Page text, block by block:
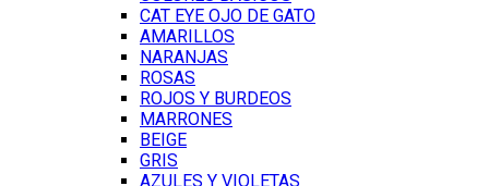
CAT EYE OJO DE GATO
AMARILLOS
NARANJAS
ROSAS
ROJOS Y BURDEOS
MARRONES
BEIGE
GRIS
AZULES Y VIOLETAS